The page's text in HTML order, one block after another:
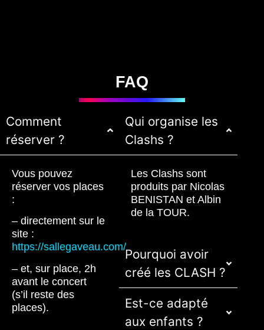
FAQ
Comment
réserver ?
Vous pouvez
réserver vos places
:
– directement sur le
site :
https://sallegaveau.com/
– et, sur place, 2h
avant le concert
(s’il reste des
places).
Qui organise les
Clashs ?
Les Clashs sont
produits par Nicolas
BENISTAN et Albin
de la TOUR.
Pourquoi avoir
créé les CLASH ?
Est-ce adapté
aux enfants ?